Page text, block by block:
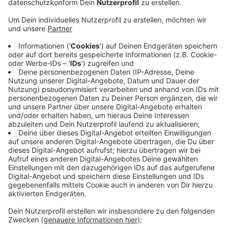
In Emmerich rief ein angeblicher Bankmitarbeiter eine
67-jährige Frau an und bot ihr Hilfe bei
Kontoangelegenheiten an. Nachdem die Frau dem
Anrufer ihre Kontodaten mitteilte, verschwanden hohe
Geldsummen von ihrem Konto. In einem anderen Fall,
ebenfalls in Emmerich, bot ein Anrufer einem 65-
jährigen Mann Hilfe bei der Beschaffung von Krypto-
Währung an. Auf diese Weise erhielt der Betrüger
Zugriff auf den Computer des Emmerichers und
buchte so Geld von seinem Konto ab. Die Polizei rät:
Geben Sie am Telefon weder ihre Kontodaten noch
ihre PIN an.